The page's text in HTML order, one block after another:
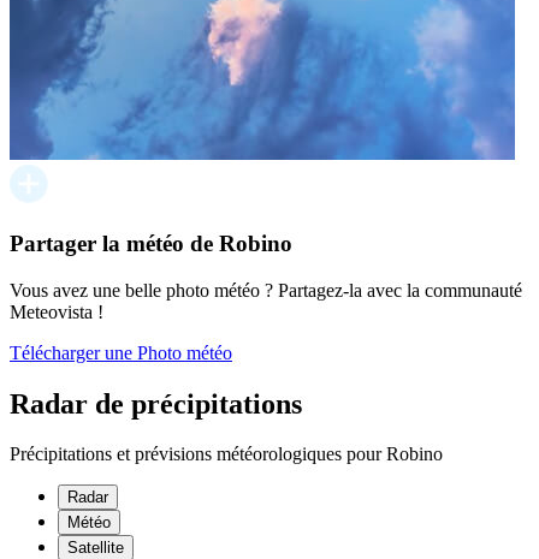
Partager la météo de Robino
Vous avez une belle photo météo ? Partagez-la avec la communauté
Meteovista !
Télécharger une Photo météo
Radar de précipitations
Précipitations et prévisions météorologiques pour Robino
Radar
Météo
Satellite